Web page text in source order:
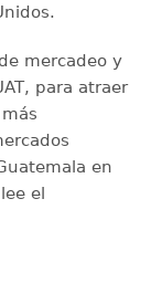
mercadeo y
para atraer
en
el